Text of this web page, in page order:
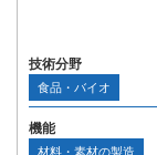
技術分野
食品・バイオ
機能
材料・素材の製造